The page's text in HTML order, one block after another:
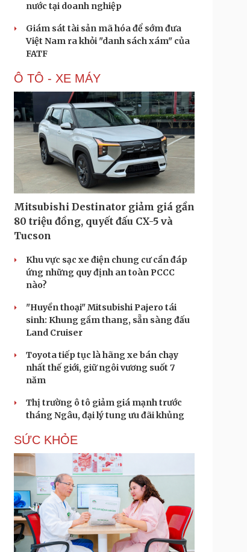
nước tại doanh nghiệp
Giám sát tài sản mã hóa để sớm đưa
Việt Nam ra khỏi "danh sách xám" của
FATF
Ô TÔ - XE MÁY
Mitsubishi Destinator giảm giá gần
80 triệu đồng, quyết đấu CX-5 và
Tucson
Khu vực sạc xe điện chung cư cần đáp
ứng những quy định an toàn PCCC
nào?
"Huyền thoại" Mitsubishi Pajero tái
sinh: Khung gầm thang, sẵn sàng đấu
Land Cruiser
Toyota tiếp tục là hãng xe bán chạy
nhất thế giới, giữ ngôi vương suốt 7
năm
Thị trường ô tô giảm giá mạnh trước
tháng Ngâu, đại lý tung ưu đãi khủng
SỨC KHỎE